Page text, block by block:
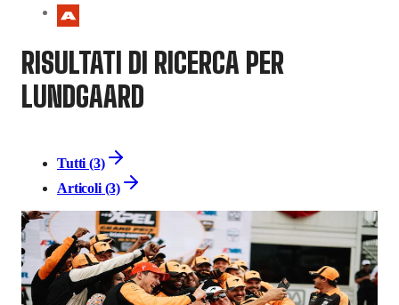
RISULTATI DI RICERCA PER
LUNDGAARD
Tutti (3)
Articoli (3)